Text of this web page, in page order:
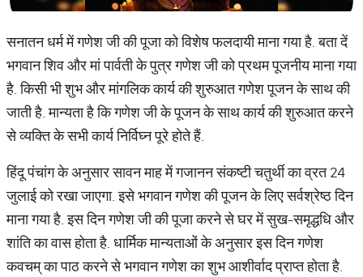
सनातन धर्म में गणेश जी की पूजा को विशेष फलदायी माना गया है. बता दें
भगवान शिव और मां पार्वती के पुत्र गणेश जी को प्रथम पूजनीय माना गया
है. किसी भी शुभ और मांगलिक कार्य की शुरुआत गणेश पूजन के साथ की
जाती है. मान्यता है कि गणेश जी के पूजन के साथ कार्य की शुरुआत करने
से व्यक्ति के सभी कार्य निर्विघ्न पूरे होते हैं.
हिंदू पंचांग के अनुसार सावन माह में गजानन संकष्टी चतुर्थी का व्रत 24
जुलाई को रखा जाएगा. इसे भगवान गणेश की पूजन के लिए सर्वश्रेष्ठ दिन
माना गया है. इस दिन गणेश जी की पूजा करने से घर में सुख-समृद्धधि और
शांति का वास होता है. धार्मिक मान्यताओं के अनुसार इस दिन गणेश
कवचम् का पाठ करने से भगवान गणेश का शुभ आशीर्वाद प्राप्त होता है.